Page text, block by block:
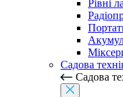
Рівні
Садова
Садова